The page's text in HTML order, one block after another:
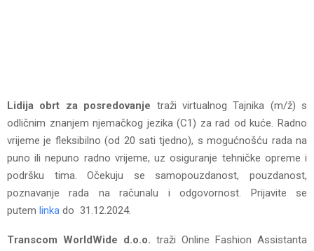
Lidija obrt za posredovanje traži virtualnog Tajnika (m/ž) s
odličnim znanjem njemačkog jezika (C1) za rad od kuće. Radno
vrijeme je fleksibilno (od 20 sati tjedno), s mogućnošću rada na
puno ili nepuno radno vrijeme, uz osiguranje tehničke opreme i
podršku tima. Očekuju se samopouzdanost, pouzdanost,
poznavanje rada na računalu i odgovornost. Prijavite se
putem linka do 31.12.2024.
Transcom WorldWide d.o.o. traži Online Fashion Assistanta